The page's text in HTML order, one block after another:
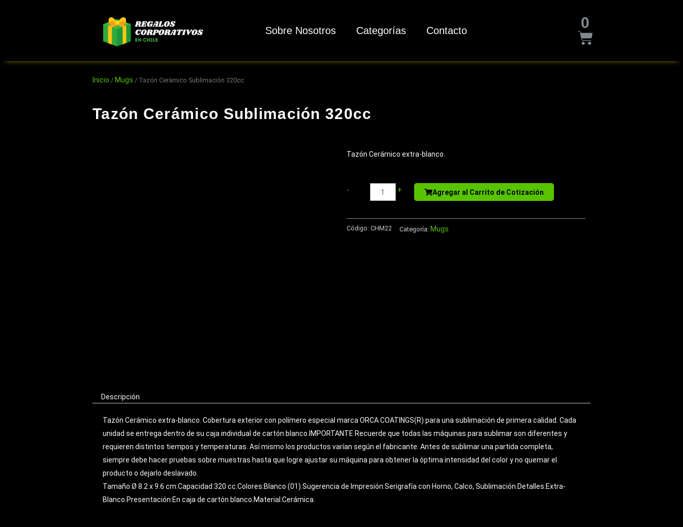
Sobre Nosotros Categorías Contacto 0
Inicio / Mugs / Tazón Cerámico Sublimación 320cc
Tazón Cerámico Sublimación 320cc
Tazón Cerámico extra-blanco.
-
de
+ Agregar al Carrito de Cotización
Código: CHM22 Categoría: Mugs
Descripción
Tazón Cerámico extra-blanco. Cobertura exterior con polímero especial marca ORCA COATINGS(R) para una sublimación de primera calidad. Cada
unidad se entrega dentro de su caja individual de cartón blanco.IMPORTANTE Recuerde que todas las máquinas para sublimar son diferentes y
requieren distintos tiempos y temperaturas. Así mismo los productos varían según el fabricante. Antes de sublimar una partida completa,
siempre debe hacer pruebas sobre muestras hasta que logre ajustar su máquina para obtener la óptima intensidad del color y no quemar el
producto o dejarlo deslavado.
Tamaño:Ø 8.2 x 9.6 cm.Capacidad:320 cc.Colores:Blanco (01).Sugerencia de Impresión:Serigrafía con Horno, Calco, Sublimación.Detalles:Extra-
Blanco.Presentación:En caja de cartón blanco.Material:Cerámica.